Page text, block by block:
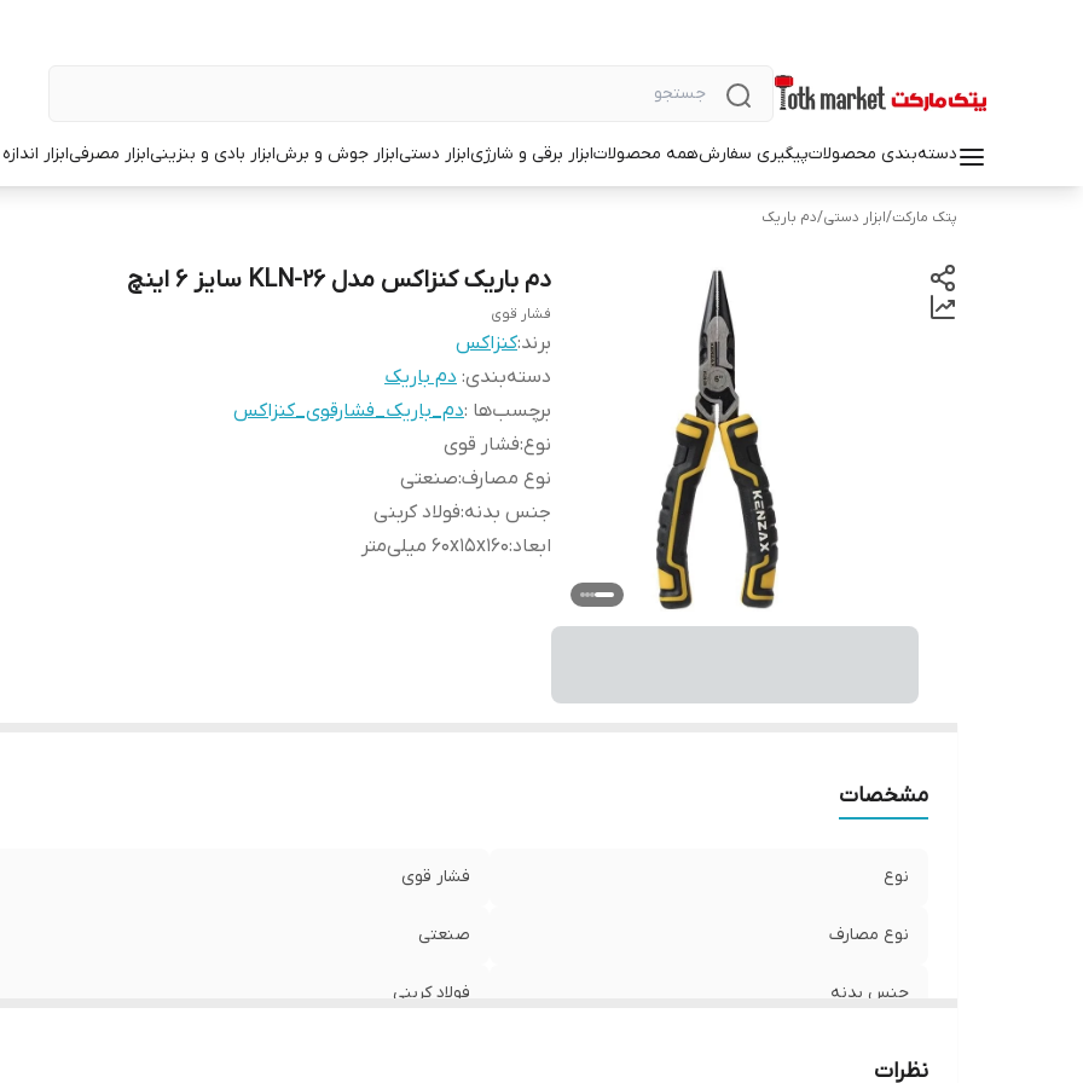
دسته‌بندی محصولاتپیگیری سفارشهمه محصولاتابزار برقی و شارژیابزار دستیابزار جوش و برشابزار بادی و بنزینیابزار مصرفیابزار
پتک مارکت/ابزار دستی/دم باریک
دم باریک کنزاکس مدل KLN-26 سایز 6 اینچ
فشار قوی
برند:کنزاکس
دسته‌بندی: دم باریک
برچسب‌ها :دم_باریک_فشارقوی_کنزاکس
نوع:فشار قوی
نوع مصارف:صنعتی
جنس بدنه:فولاد کربنی
ابعاد:۶۰x۱۵x۱۶۰ میلی‌متر
مشخصات
نوع فشار قوی
نوع مصارف صنعتی
جنس بدنه فولاد کربنی
نظرات